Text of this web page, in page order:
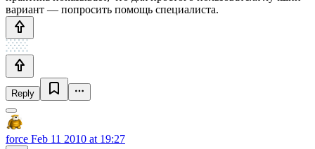
вариант — попросить помощь специалиста.
Reply
force Feb 11 2010 at 19:27